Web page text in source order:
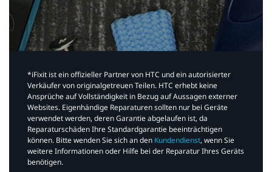
*iFixit ist ein offizieller Partner von HTC und ein autorisierter
Verkäufer von originalgetreuen Teilen. HTC erhebt keine
Ansprüche auf Vollständigkeit in Bezug auf Aussagen externer
Websites. Eigenhändige Reparaturen sollten nur bei Geräte
verwendet werden, deren Garantie abgelaufen ist, da
Reparaturschäden Ihre Standardgarantie beeinträchtigen
können. Bitte wenden Sie sich an den Kundendienst, wenn Sie
weitere Informationen oder Hilfe bei der Reparatur Ihres Geräts
benötigen.​